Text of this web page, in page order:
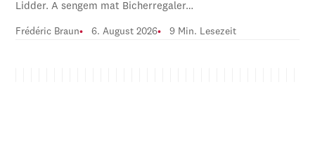
Lidder. A sengem mat Bicherregaler…
Frédéric Braun 6. August 2026 9 Min. Lesezeit